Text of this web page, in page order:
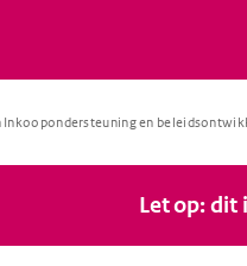
en
Let op: dit